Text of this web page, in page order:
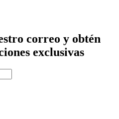
correo y obtén
exclusivas